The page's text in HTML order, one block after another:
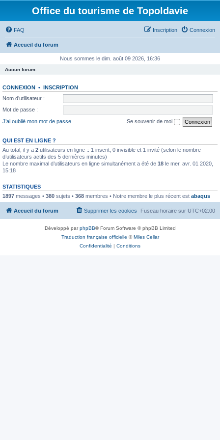
Office du tourisme de Topoldavie
FAQ Connexion
Inscription
Accueil du forum
Nous sommes le dim. août 09 2026, 16:36
Aucun forum.
CONNEXION • INSCRIPTION
Nom d’utilisateur :
Mot de passe :
J’ai oublié mon mot de passe
Se souvenir de moi
QUI EST EN LIGNE ?
Au total, il y a 2 utilisateurs en ligne :: 1 inscrit, 0 invisible et 1 invité (selon le nombre
d’utilisateurs actifs des 5 dernières minutes)
Le nombre maximal d’utilisateurs en ligne simultanément a été de 18 le mer. avr. 01 2020,
15:18
STATISTIQUES
1897 messages • 380 sujets • 368 membres • Notre membre le plus récent est abaqus
Accueil du forum Fuseau horaire sur UTC+02:00
Supprimer les cookies
Développé parphpBB® Forum Software © phpBB Limited
Traduction française officielle ©Miles Cellar
Confidentialité | Conditions